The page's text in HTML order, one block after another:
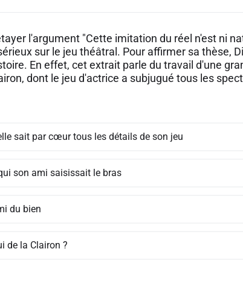
l'argument "Cette imitation du réel n'est ni
sur le jeu théâtral. Pour affirmer sa thèse,
En effet, cet extrait parle du travail d'une
dont le jeu d'actrice a subjugué tous les
sait par cœur tous les détails de son jeu
son ami saisissait le bras
du bien
de la Clairon ?